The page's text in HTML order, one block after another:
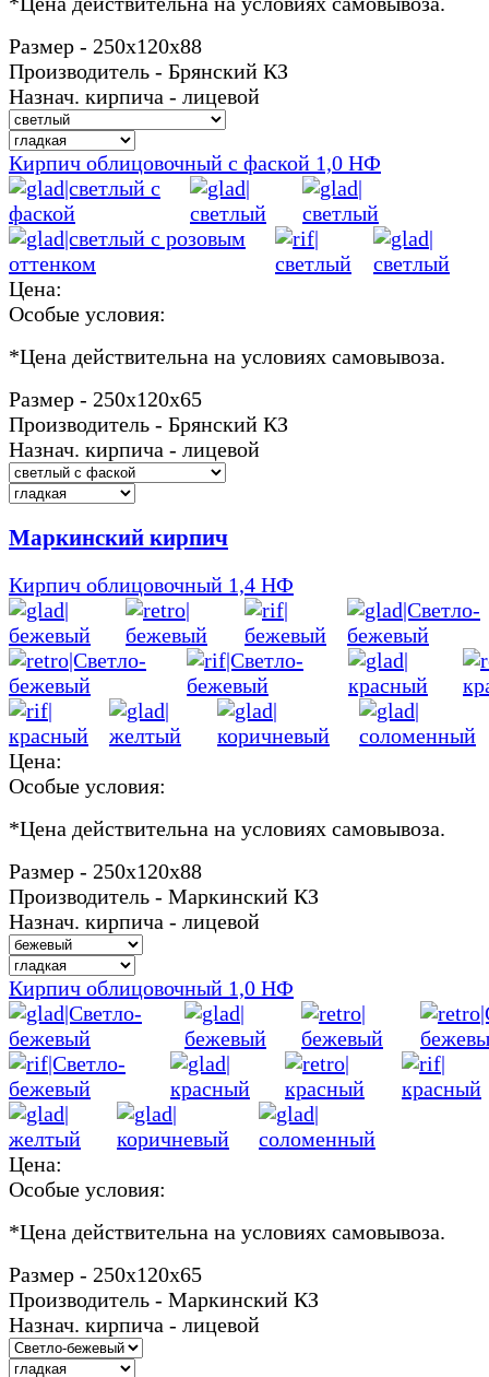
Размер - 250х120х88
Производитель - Брянский КЗ
Назнач. кирпича - лицевой
Кирпич облицовочный с фаской 1,0 НФ
Цена:
Особые условия:
*Цена действительна на условиях самовывоза.
Размер - 250х120х65
Производитель - Брянский КЗ
Назнач. кирпича - лицевой
Маркинский кирпич
Кирпич облицовочный 1,4 НФ
Цена:
Особые условия:
*Цена действительна на условиях самовывоза.
Размер - 250х120х88
Производитель - Маркинский КЗ
Назнач. кирпича - лицевой
Кирпич облицовочный 1,0 НФ
Цена:
Особые условия:
*Цена действительна на условиях самовывоза.
Размер - 250х120х65
Производитель - Маркинский КЗ
Назнач. кирпича - лицевой